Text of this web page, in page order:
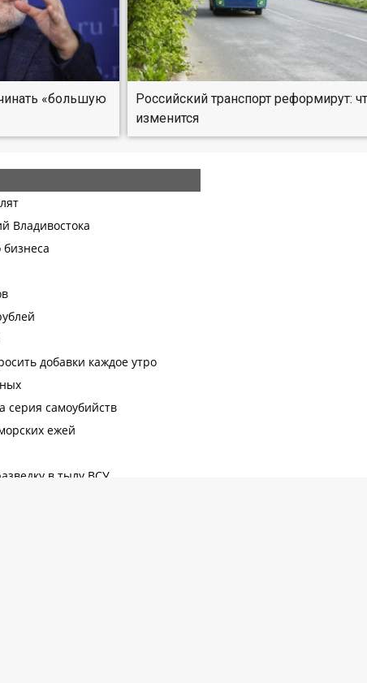
«большую
Российский транспорт реформирут:
изменится